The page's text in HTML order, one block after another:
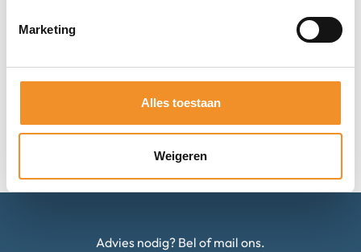
Marketing
Alles toestaan
Weigeren
Op werkdagen vóór 15u besteld, vandaag verzonden!
Advies nodig? Bel of mail ons.